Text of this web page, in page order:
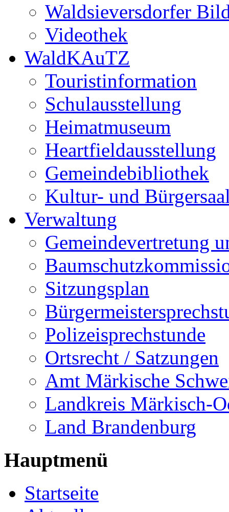
Waldsieversdorfer
Videothek
WaldKAuTZ
Touristinformation
Schulausstellung
Heimatmuseum
Heartfieldausstellung
Gemeindebibliothek
Kultur- und
Verwaltung
Gemeindevertretung
Sitzungsplan
Polizeisprechstunde
Ortsrecht / Satzungen
Amt Märkische
Landkreis Märkisch-
Land Brandenburg
Hauptmenü
Startseite